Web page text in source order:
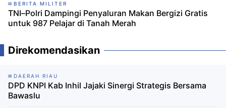
BERITA MILITER
TNI–Polri Dampingi Penyaluran Makan Bergizi Gratis
untuk 987 Pelajar di Tanah Merah
Direkomendasikan
DAERAH RIAU
DPD KNPI Kab Inhil Jajaki Sinergi Strategis Bersama
Bawaslu